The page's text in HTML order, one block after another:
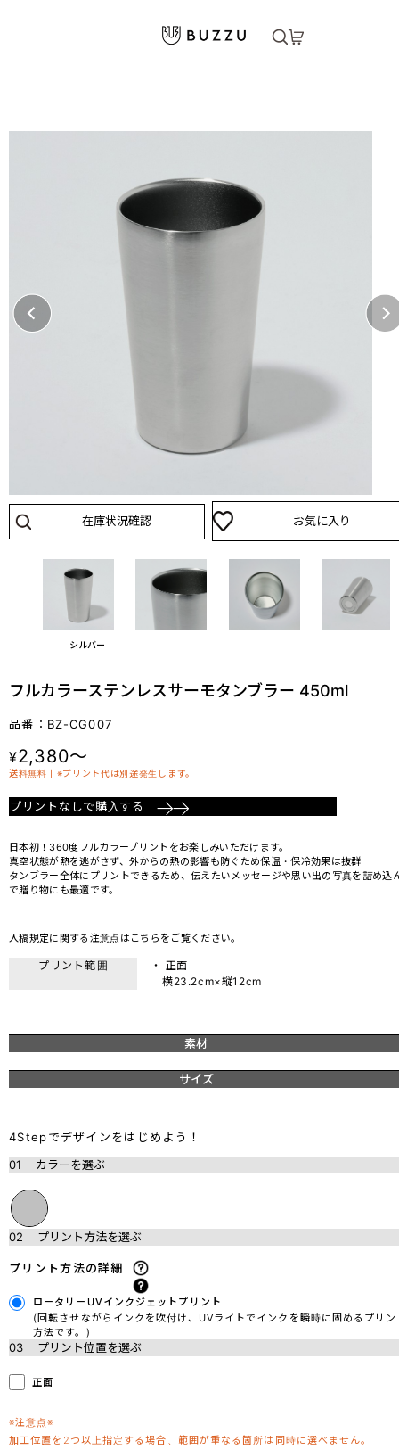
カップ・グラス
フルカラーステンレスサーモタンブラー 450ml
在庫状況確認 お気に入り
シルバー
フルカラーステンレスサーモタンブラー 450ml
品番：BZ-CG007
¥2,380～
送料無料丨※プリント代は別途発生します。
プリントなしで購入する
日本初！360度フルカラープリントをお楽しみいただけます。
真空状態が熱を逃がさず、外からの熱の影響も防ぐため保温・保冷効果は抜群
タンブラー全体にプリントできるため、伝えたいメッセージや思い出の写真を詰め込
で贈り物にも最適です。
入稿規定に関する注意点は こちら をご覧ください。
プリント範囲
・ 正面
横23.2cm×縦12cm
素材
サイズ
4Stepでデザインをはじめよう！
01
カラーを選ぶ
02 プリント方法を選ぶ
プリント方法の詳細
ロータリーUVインクジェットプリント
(回転させながらインクを吹付け、UVライトでインクを瞬時に固めるプリン
方法です。)
03 プリント位置を選ぶ
正面
※注意点※
加工位置を2つ以上指定する場合、範囲が重なる箇所は同時に選べません。